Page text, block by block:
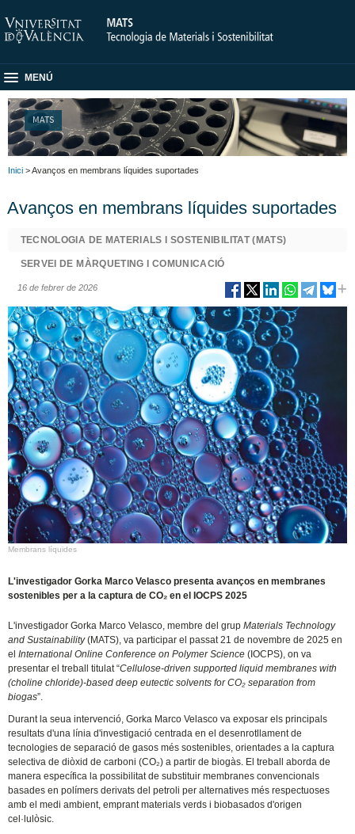
MENÚ
MATS
Inici > Avanços en membrans líquides suportades
Avanços en membrans líquides suportades
TECNOLOGIA DE MATERIALS I SOSTENIBILITAT (MATS)
SERVEI DE MÀRQUETING I COMUNICACIÓ
16 de febrer de 2026
Membrans líquides
L'investigador Gorka Marco Velasco presenta avanços en membranes
sostenibles per a la captura de CO₂ en el IOCPS 2025
L'investigador Gorka Marco Velasco, membre del grupMaterials Technology
and Sustainability(MATS), va participar el passat 21 de novembre de 2025 en
elInternational Online Conference on Polymer Science (IOCPS), on va
presentar el treball titulat “Cellulose-driven supported liquid membranes with
(choline chloride)-based deep eutectic solvents for CO₂ separation from
biogas”.
Durant la seua intervenció, Gorka Marco Velasco va exposar els principals
resultats d'una línia d'investigació centrada en el desenrotllament de
tecnologies de separació de gasos més sostenibles, orientades a la captura
selectiva de diòxid de carboni (CO₂) a partir de biogàs. El treball aborda de
manera específica la possibilitat de substituir membranes convencionals
basades en polímers derivats del petroli per alternatives més respectuoses
amb el medi ambient, emprant materials verds i biobasados d'origen
cel·lulòsic.